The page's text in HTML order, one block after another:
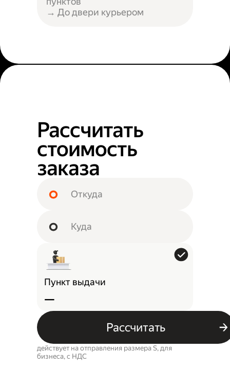
→ До двери курьером
Рассчитать
стоимость
заказа
Пункт выдачи
—
Рассчитать
действует на отправления размера S, для
бизнеса, c НДС